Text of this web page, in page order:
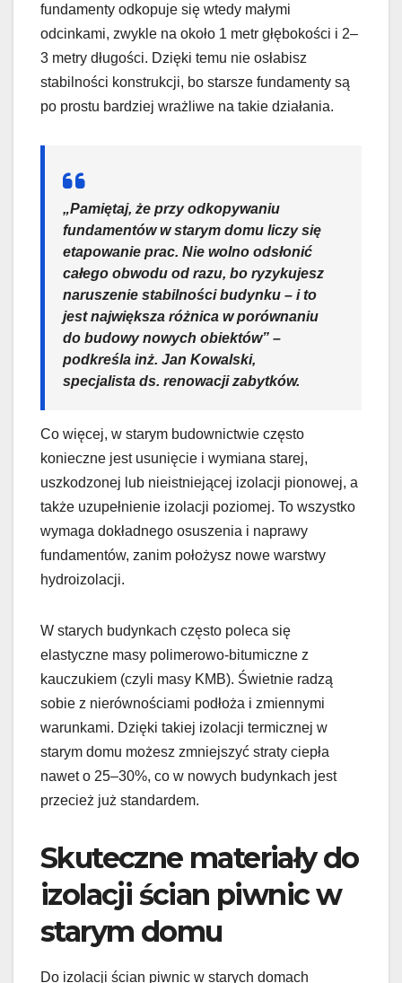
fundamenty odkopuje się wtedy małymi
odcinkami, zwykle na około 1 metr głębokości i 2–
3 metry długości. Dzięki temu nie osłabisz
stabilności konstrukcji, bo starsze fundamenty są
po prostu bardziej wrażliwe na takie działania.
„Pamiętaj, że przy odkopywaniu
fundamentów w starym domu liczy się
etapowanie prac. Nie wolno odsłonić
całego obwodu od razu, bo ryzykujesz
naruszenie stabilności budynku – i to
jest największa różnica w porównaniu
do budowy nowych obiektów” –
podkreśla inż. Jan Kowalski,
specjalista ds. renowacji zabytków.
Co więcej, w starym budownictwie często
konieczne jest usunięcie i wymiana starej,
uszkodzonej lub nieistniejącej izolacji pionowej, a
także uzupełnienie izolacji poziomej. To wszystko
wymaga dokładnego osuszenia i naprawy
fundamentów, zanim położysz nowe warstwy
hydroizolacji.
W starych budynkach często poleca się
elastyczne masy polimerowo-bitumiczne z
kauczukiem (czyli masy KMB). Świetnie radzą
sobie z nierównościami podłoża i zmiennymi
warunkami. Dzięki takiej izolacji termicznej w
starym domu możesz zmniejszyć straty ciepła
nawet o 25–30%, co w nowych budynkach jest
przecież już standardem.
Skuteczne materiały do
izolacji ścian piwnic w
starym domu
Do izolacji ścian piwnic w starych domach